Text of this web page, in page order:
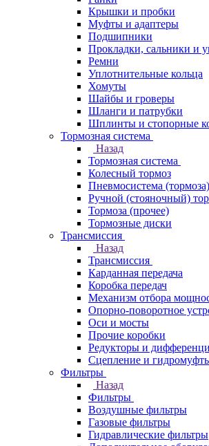
Крышки и пробки
Муфты и адаптеры
Подшипники
Прокладки, сальники и
Ремни
Уплотнительные кольца
Хомуты
Шайбы и гроверы
Шланги и патрубки
Шплинты и стопорные
Тормозная система
Назад
Тормозная система
Колесный тормоз
Пневмосиcтема (тормоза)
Ручной (стояночный)
Тормоза (прочее)
Тормозные диски
Трансмиссия
Назад
Трансмиссия
Карданная передача
Коробка передач
Механизм отбора
Опорно-поворотное
Оси и мосты
Прочие коробки
Редукторы и
Сцепление и
Фильтры
Назад
Фильтры
Воздушные фильтры
Газовые фильтры
Гидравлические фильтры